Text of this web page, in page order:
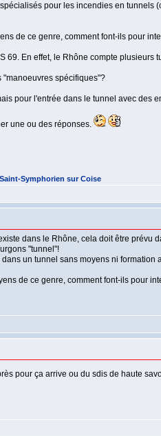
pour les incendies en
de ce genre, comment font-ils pour
69. En effet, le Rhône compte
"manoeuvres spécifiques"?
pour l'entrée dans le tunnel avec des
une ou des réponses.
Symphorien sur Coise
dans le Rhône, cela doit être prévu
"tunnel"!
un tunnel sans moyens ni formation
de ce genre, comment font-ils pour
pour ça arrive ou du sdis de haute